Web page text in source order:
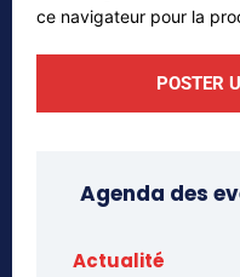
ce navigateur pour la
Agenda des
Actualité